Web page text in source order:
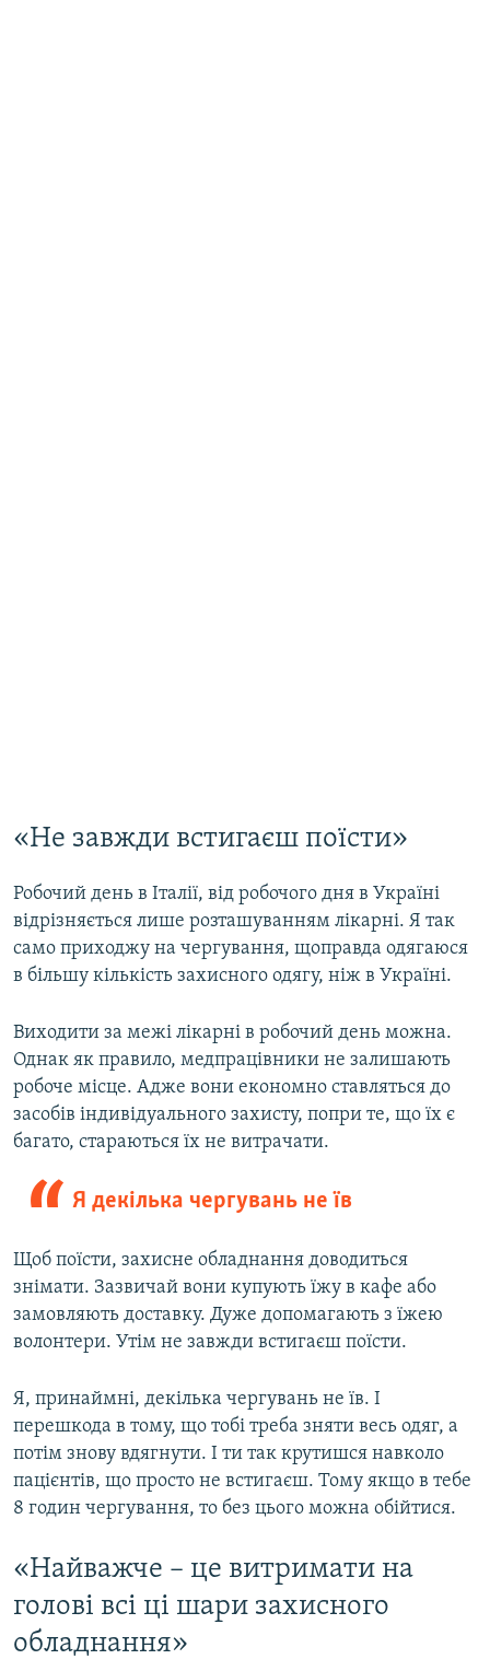
«Не завжди встигаєш поїсти»
Робочий день в Італії, від робочого дня в Україні
відрізняється лише розташуванням лікарні. Я так
само приходжу на чергування, щоправда одягаюся
в більшу кількість захисного одягу, ніж в Україні.
Виходити за межі лікарні в робочий день можна.
Однак як правило, медпрацівники не залишають
робоче місце. Адже вони економно ставляться до
засобів індивідуального захисту, попри те, що їх є
багато, стараються їх не витрачати.
Я декілька чергувань не їв
Щоб поїсти, захисне обладнання доводиться
знімати. Зазвичай вони купують їжу в кафе або
замовляють доставку. Дуже допомагають з їжею
волонтери. Утім не завжди встигаєш поїсти.
Я, принаймні, декілька чергувань не їв. І
перешкода в тому, що тобі треба зняти весь одяг, а
потім знову вдягнути. І ти так крутишся навколо
пацієнтів, що просто не встигаєш. Тому якщо в тебе
8 годин чергування, то без цього можна обійтися.
«Найважче – це витримати на
голові всі ці шари захисного
обладнання»